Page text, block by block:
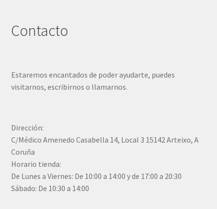
Contacto
Estaremos encantados de poder ayudarte, puedes
visitarnos, escribirnos o llamarnos.
Dirección:
C/Médico Amenedo Casabella 14, Local 3 15142 Arteixo, A
Coruña
Horario tienda:
De Lunes a Viernes: De 10:00 a 14:00 y de 17:00 a 20:30
Sábado: De 10:30 a 14:00